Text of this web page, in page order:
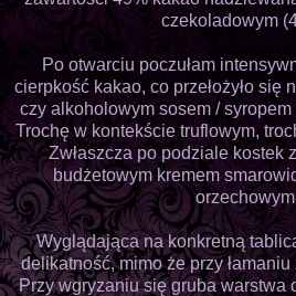
czekoladowym
Po otwarciu poczułam
cierpkość kakao, co przełożyło się
czy alkoholowym sosem /
Trochę w kontekście truflowym,
Zwłaszcza po podziale kostek
budżetowym kremem
Wyglądająca na konkretną
delikatność, mimo że przy
Przy wgryzaniu się gruba warstwa